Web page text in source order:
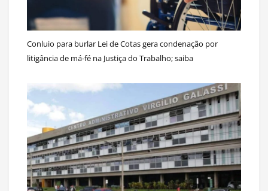
Conluio para burlar Lei de Cotas gera condenação por
litigância de má-fé na Justiça do Trabalho; saiba